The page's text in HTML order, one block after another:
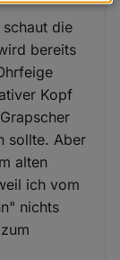
die
bereits
Kopf
sollte. Aber
alten
ich vom
nichts